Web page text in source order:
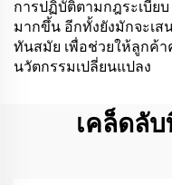
การปฏิบัติตามกฎระเบีย
มากขึ้น อีกทั้งยังมักจะเส
ทันสมัย เพื่อช่วยให้ลูกค้
นวัตกรรมเปลี่ยนแปลง
เคล็ดลั